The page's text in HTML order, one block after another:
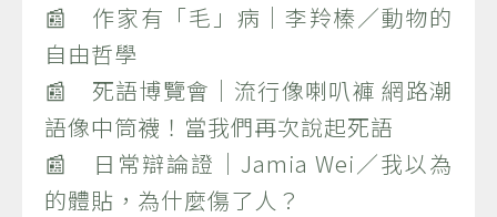
📰 作家有「毛」病｜李羚榛／動物的
自由哲學
📰 死語博覽會｜流行像喇叭褲 網路潮
語像中筒襪！當我們再次說起死語
📰 日常辯論證｜Jamia Wei／我以為
的體貼，為什麼傷了人？